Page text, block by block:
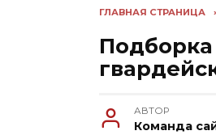
ГЛАВНАЯ СТРАНИЦА
АВТОР
Команда